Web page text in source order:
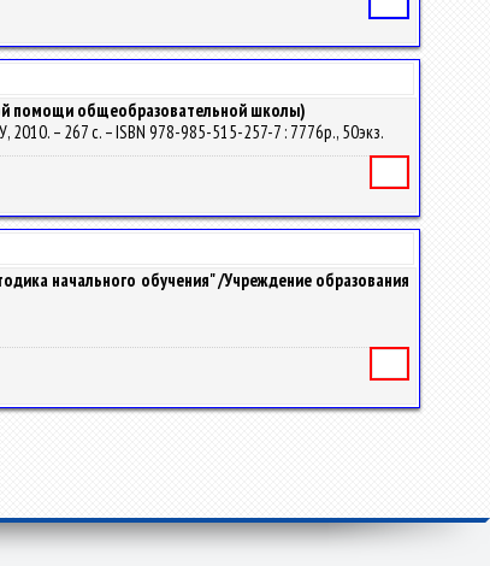
помощи общеобразовательной школы)
– 267 с. – ISBN 978-985-515-257-7 : 7776р., 50экз.
начального обучения" /Учреждение образования